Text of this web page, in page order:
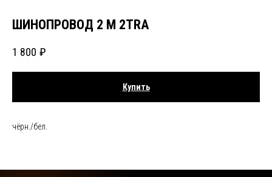
ШИНОПРОВОД 2 М 2TRA
1 800 ₽
Купить
чёрн./бел.